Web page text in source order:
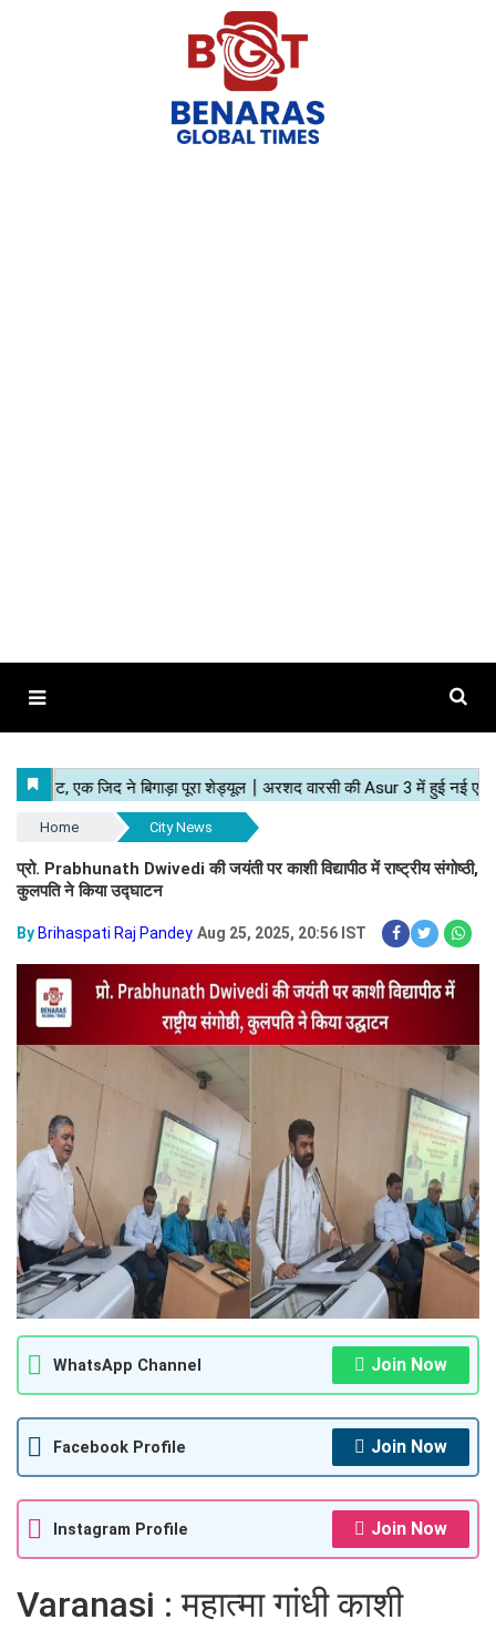
Home City News
प्रो. Prabhunath Dwivedi की जयंती पर काशी विद्यापीठ में राष्ट्रीय संगोष्ठी,
कुलपति ने किया उद्घाटन
By Brihaspati Raj Pandey Aug 25, 2025, 20:56 IST
WhatsApp Channel Join Now
Facebook Profile Join Now
Instagram Profile Join Now
Varanasi : महात्मा गांधी काशी